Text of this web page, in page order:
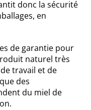
donc la sécurité
en
de garantie pour
naturel très
travail et de
des
du miel de